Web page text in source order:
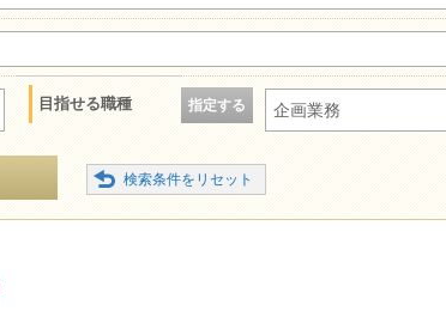
目指せる職種 指定する 企画業務